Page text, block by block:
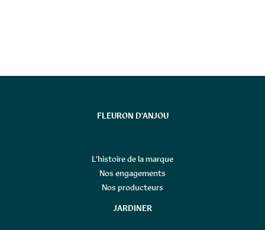
FLEURON D’ANJOU
L’histoire de la marque
Nos engagements
Nos producteurs
JARDINER